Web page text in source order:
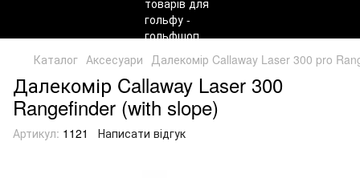
Каталог Аксесуари Далекомір Callaway Laser 300 pro
Далекомір Callaway Laser 300
Rangefinder (with slope)
Артикул: 1121 Написати відгук